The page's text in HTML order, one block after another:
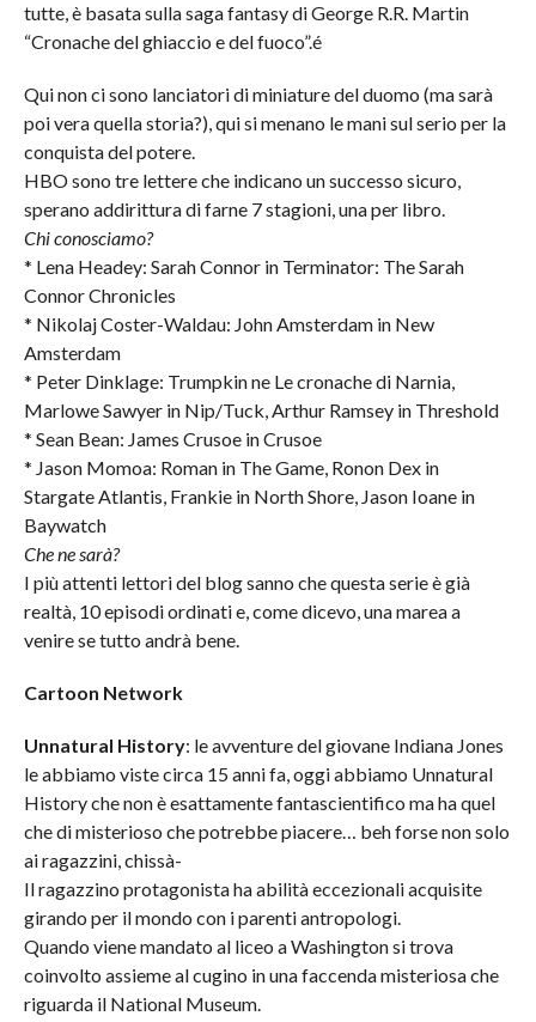
tutte, è basata sulla saga fantasy di George R.R. Martin
“Cronache del ghiaccio e del fuoco”.é
Qui non ci sono lanciatori di miniature del duomo (ma sarà
poi vera quella storia?), qui si menano le mani sul serio per la
conquista del potere.
HBO sono tre lettere che indicano un successo sicuro,
sperano addirittura di farne 7 stagioni, una per libro.
Chi conosciamo?
* Lena Headey: Sarah Connor in Terminator: The Sarah
Connor Chronicles
* Nikolaj Coster-Waldau: John Amsterdam in New
Amsterdam
* Peter Dinklage: Trumpkin ne Le cronache di Narnia,
Marlowe Sawyer in Nip/Tuck, Arthur Ramsey in Threshold
* Sean Bean: James Crusoe in Crusoe
* Jason Momoa: Roman in The Game, Ronon Dex in
Stargate Atlantis, Frankie in North Shore, Jason Ioane in
Baywatch
Che ne sarà?
I più attenti lettori del blog sanno che questa serie è già
realtà, 10 episodi ordinati e, come dicevo, una marea a
venire se tutto andrà bene.
Cartoon Network
Unnatural History: le avventure del giovane Indiana Jones
le abbiamo viste circa 15 anni fa, oggi abbiamo Unnatural
History che non è esattamente fantascientifico ma ha quel
che di misterioso che potrebbe piacere… beh forse non solo
ai ragazzini, chissà-
Il ragazzino protagonista ha abilità eccezionali acquisite
girando per il mondo con i parenti antropologi.
Quando viene mandato al liceo a Washington si trova
coinvolto assieme al cugino in una faccenda misteriosa che
riguarda il National Museum.